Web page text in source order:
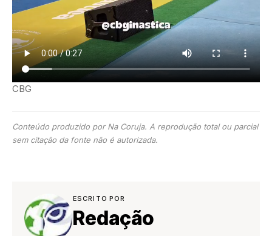
CBG
Conteúdo produzido por Na Coruja. A reprodução total ou parcial
sem citação da fonte não é autorizada.
ESCRITO POR
Redação